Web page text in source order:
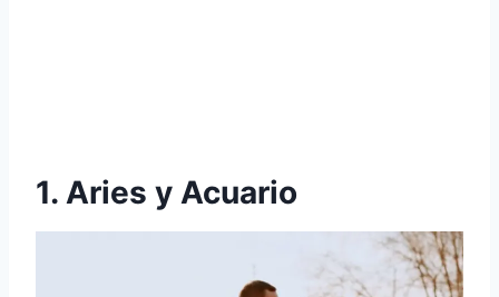
1. Aries y Acuario